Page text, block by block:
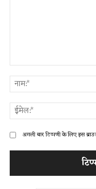
अगली बार टिप्पणी के लिए इस